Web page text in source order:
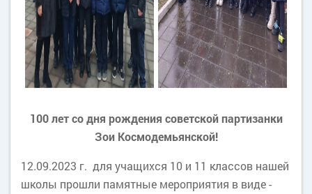
100 лет со дня рождения советской партизанки
Зои Космодемьянской!
12.09.2023 г. для учащихся 10 и 11 классов нашей
школы прошли памятные мероприятия в виде -